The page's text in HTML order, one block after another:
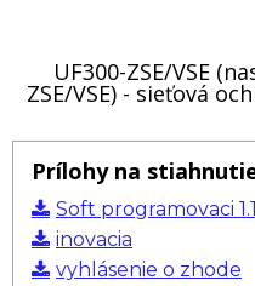
UF300-ZSE/VSE
ZSE/VSE) - sieťová
Prílohy na
Soft programovaci
inovacia
vyhlásenie o zhode